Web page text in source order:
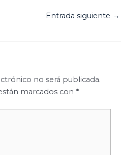
Entrada siguiente →
no será publicada.
marcados con *